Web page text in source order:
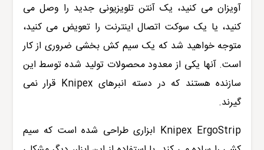
آویزان می کنید، یک آنتن تلویزیونی جدید را وصل می
کنید، یا یک سوکت اتصال اینترنت را تعویض می کنید،
متوجه خواهید شد که یک سیم کش بخشی ضروری از کار
است. آنها یکی از معدود محصولات تولید شده توسط این
سازنده هستند که در دسته انبرهای Knipex قرار نمی
گیرند.
Knipex ErgoStrip ابزاری طراحی شده است که سیم